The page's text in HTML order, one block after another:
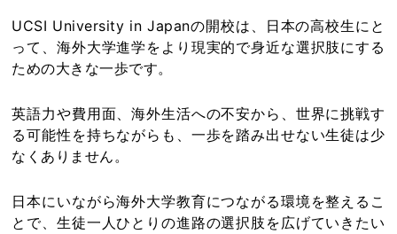
UCSI University in Japanの開校は、日本の高校生にと
って、海外大学進学をより現実的で身近な選択肢にする
ための大きな一歩です。
英語力や費用面、海外生活への不安から、世界に挑戦す
る可能性を持ちながらも、一歩を踏み出せない生徒は少
なくありません。
日本にいながら海外大学教育につながる環境を整えるこ
とで、生徒一人ひとりの進路の選択肢を広げていきたい